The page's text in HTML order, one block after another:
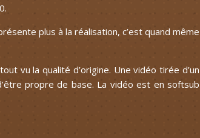
plus à la réalisation, c’est quand même
vu la qualité d’origine. Une vidéo tirée d’un
propre de base. La vidéo est en softsub